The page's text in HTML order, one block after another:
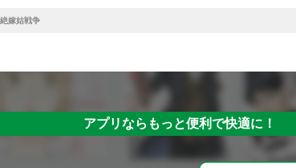
嫁姑戦争
アプリならもっと便利で快適に！